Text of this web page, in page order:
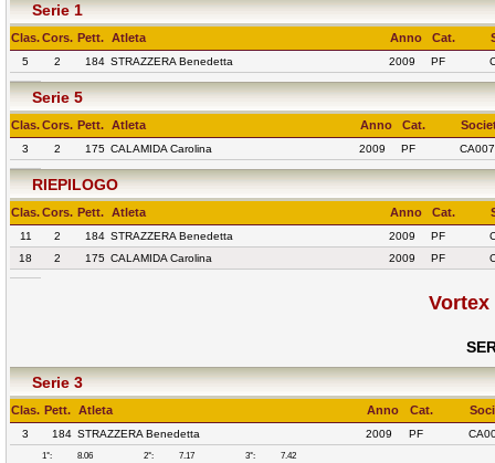
Serie 1
Clas.Cors. Pett. Atleta Anno Cat.
5 2 184 STRAZZERA Benedetta 2009 PF
Serie 5
Clas.Cors. Pett. Atleta Anno Cat.
3 2 175 CALAMIDA Carolina 2009 PF
RIEPILOGO
Clas.Cors. Pett. Atleta Anno Cat.
11 2 184 STRAZZERA Benedetta 2009 PF
18
2 175 CALAMIDA Carolina 2009 PF
Vortex
Serie 3
Clas. Pett. Atleta Anno Cat.
3 184 STRAZZERA Benedetta 2009 PF
1°: 8.06 2°: 7.17 3°: 7.42